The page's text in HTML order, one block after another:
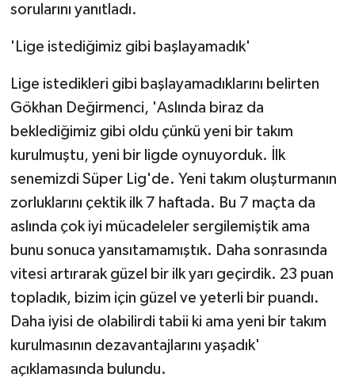
sorularını yanıtladı.
'Lige istediğimiz gibi başlayamadık'
Lige istedikleri gibi başlayamadıklarını belirten
Gökhan Değirmenci, 'Aslında biraz da
beklediğimiz gibi oldu çünkü yeni bir takım
kurulmuştu, yeni bir ligde oynuyorduk. İlk
senemizdi Süper Lig'de. Yeni takım oluşturmanın
zorluklarını çektik ilk 7 haftada. Bu 7 maçta da
aslında çok iyi mücadeleler sergilemiştik ama
bunu sonuca yansıtamamıştık. Daha sonrasında
vitesi artırarak güzel bir ilk yarı geçirdik. 23 puan
topladık, bizim için güzel ve yeterli bir puandı.
Daha iyisi de olabilirdi tabii ki ama yeni bir takım
kurulmasının dezavantajlarını yaşadık'
açıklamasında bulundu.